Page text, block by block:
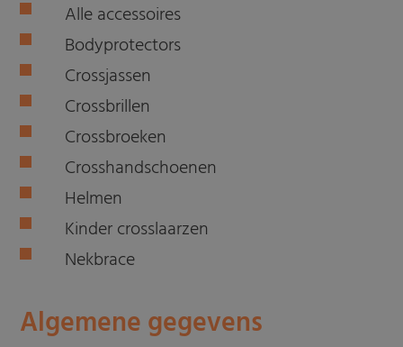
Alle accessoires
Bodyprotectors
Crossjassen
Crossbrillen
Crossbroeken
Crosshandschoenen
Helmen
Kinder crosslaarzen
Nekbrace
Algemene gegevens